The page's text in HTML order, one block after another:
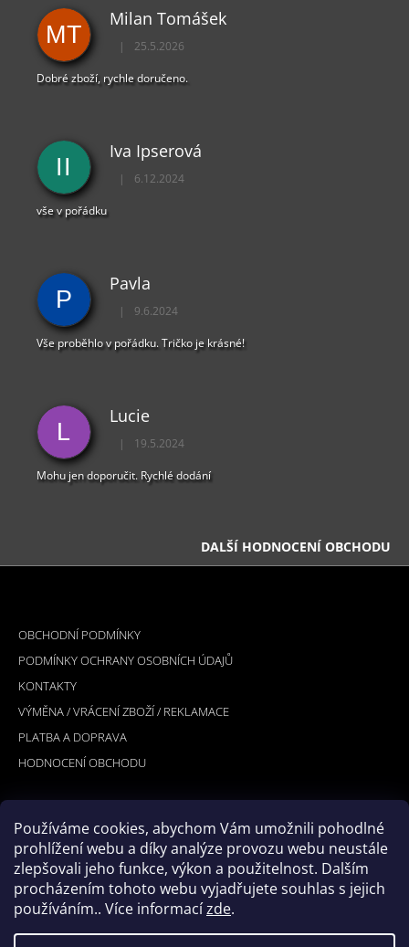
Používáme cookies, abychom Vám umožnili pohodlné
prohlížení webu a díky analýze provozu webu neustále
zlepšovali jeho funkce, výkon a použitelnost. Dalším
procházením tohoto webu vyjadřujete souhlas s jejich
používáním.. Více informacízde.
Í
MT
Milan Tomášek
Hodnocení obchodu je 5 z 5 hvězdiček.
| 25.5.2026
Dobré zboží, rychle doručeno.
II
Iva Ipserová
Hodnocení obchodu je 5 z 5 hvězdiček.
| 6.12.2024
vše v pořádku
P
Pavla
Hodnocení obchodu je 5 z 5 hvězdiček.
| 9.6.2024
Vše proběhlo v pořádku. Tričko je krásné!
L
Lucie
Hodnocení obchodu je 5 z 5 hvězdiček.
| 19.5.2024
Mohu jen doporučit. Rychlé dodání
DALŠÍ HODNOCENÍ OBCHODU
Z
OBCHODNÍ PODMÍNKY
PODMÍNKY OCHRANY OSOBNÍCH ÚDAJŮ
KONTAKTY
VÝMĚNA / VRÁCENÍ ZBOŽÍ / REKLAMACE
PLATBA A DOPRAVA
HODNOCENÍ OBCHODU
PŘIJÍMÁME ONLINE PLATBY